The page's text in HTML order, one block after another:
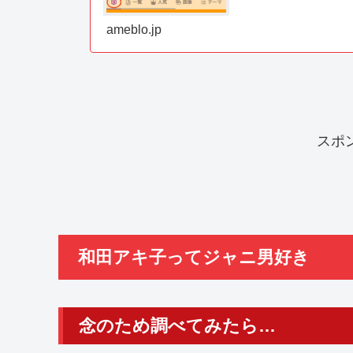
ameblo.jp
スポ
和田アキ子ってジャニ男好き
念のため調べてみたら…